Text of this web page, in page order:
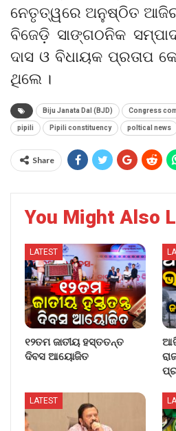
ନେତୃତ୍ୱରେ ଅନୁଷ୍ଠିତ
ବିଜେଡ଼ି ସାଙ୍ଗଠନିକ
ଦାସ ଓ ବିଧାୟକ ପ୍ରତାପ
ଥିଲେ ।
Biju Janata Dal (BJD) Congress
pipili Pipili constituency poltical news
Share
You Might Also
LATEST
୧୨ତମ ଜାତୀୟ ହସ୍ତତନ୍ତ
ଦିବସ ଆୟୋଜିତ
LATEST